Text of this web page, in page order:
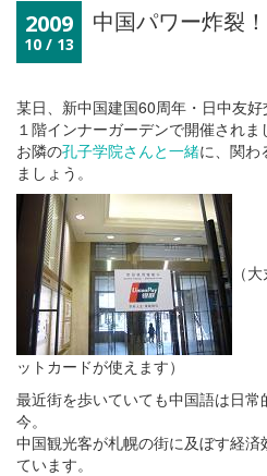
2009
10 / 13
中国パワー炸裂！
某日、新中国建国60周年・日中友
１階インナーガーデンで開催されま
お隣の孔子学院さんと一緒に、関わ
ましょう。
（
ットカードが使えます）
最近街を歩いていても中国語は日
今。
中国観光客が札幌の街に及ぼす経済
ています。